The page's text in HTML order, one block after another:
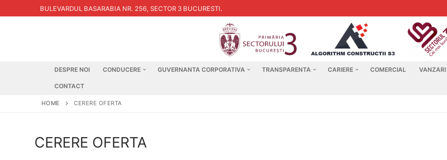
to
BULEVARDUL BASARABIA NR. 256, SECTOR 3 BUCURESTI.
DESPRE NOI CONDUCERE GUVERNANTA CORPORATIVA TRANSPARENTA CARIERE COMERCIAL
CONTACT
HOME CERERE OFERTA
CERERE OFERTA